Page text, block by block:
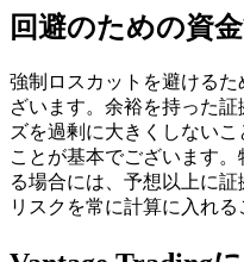
回避のための資
強制ロスカットを避ける
ざいます。余裕を持った
ズを過剰に大きくしない
ことが基本でございます
る場合には、予想以上に証
リスクを常に計算に入れる